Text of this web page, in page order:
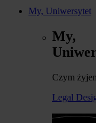
My, Uniwersytet
My,
Czym
Legal